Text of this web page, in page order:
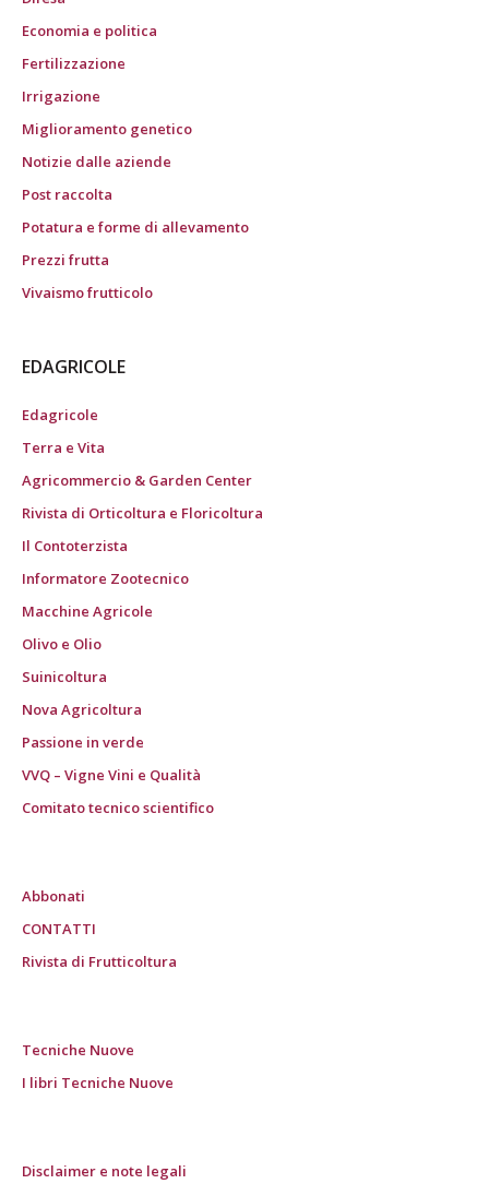
Economia e politica
Fertilizzazione
Irrigazione
Miglioramento genetico
Notizie dalle aziende
Post raccolta
Potatura e forme di allevamento
Prezzi frutta
Vivaismo frutticolo
EDAGRICOLE
Edagricole
Terra e Vita
Agricommercio & Garden Center
Rivista di Orticoltura e Floricoltura
Il Contoterzista
Informatore Zootecnico
Macchine Agricole
Olivo e Olio
Suinicoltura
Nova Agricoltura
Passione in verde
VVQ – Vigne Vini e Qualità
Comitato tecnico scientifico
Abbonati
CONTATTI
Rivista di Frutticoltura
Tecniche Nuove
I libri Tecniche Nuove
Disclaimer e note legali